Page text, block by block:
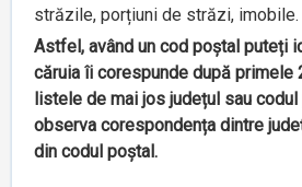
străzile, porțiuni de străzi, imobile.
Astfel, având un cod poștal puteți
căruia îi corespunde după primele
listele de mai jos județul sau
observa corespondența dintre
din codul poștal.